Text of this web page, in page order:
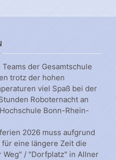
Teams der Gesamtschule
trotz der hohen
viel Spaß bei der
Roboternacht an
Bonn-Rhein-
2026 muss aufgrund
eine längere Zeit die
Weg" / "Dorfplatz" in Allner